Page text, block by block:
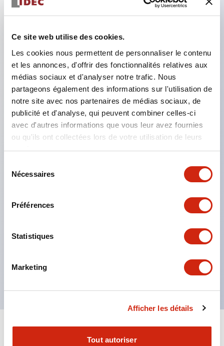
Ce site web utilise des cookies.
Les cookies nous permettent de personnaliser le contenu
et les annonces, d'offrir des fonctionnalités relatives aux
médias sociaux et d'analyser notre trafic. Nous
partageons également des informations sur l'utilisation de
notre site avec nos partenaires de médias sociaux, de
publicité et d'analyse, qui peuvent combiner celles-ci
avec d'autres informations que vous leur avez fournies
ou qu'ils ont collectées lors de votre utilisation de leurs
services.
Nécessaires
Préférences
Statistiques
Marketing
Afficher les détails
Tout autoriser
Caractéristiques clés
Adoption d'une structure séparée avec un
Utilisation d'une taille de □24 mm et Ø24 mm
(bague) permettant le travail avec le pouce ou des
gants de travail
Augmentation de la charge d'opération et du long
déplacement pour prévenir les fausses manœuvres
et améliorer la sécurité d'utilisation.
Montage en contact étroit possible, avec un retrait
et une installation faciles des unités de contact
Structure robuste résistante aux vibrations et aux
chocs, conçue avec une protection IP65 offrant
Certification UL, CSA.
Conforme aux normes EN (Europe). (EN60947-5-
1, certification TÜV Rheinland)
Documents et fichiers